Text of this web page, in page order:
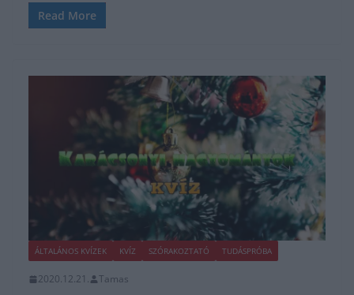
Read More
ÁLTALÁNOS KVÍZEK KVÍZ SZÓRAKOZTATÓ TUDÁSPRÓBA
2020.12.21. Tamas